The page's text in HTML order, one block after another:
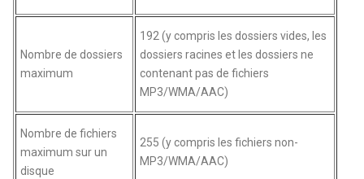
Nombre de dossiers
maximum
192 (y compris les dossiers vides, les
dossiers racines et les dossiers ne
contenant pas de fichiers
MP3/WMA/AAC)
Nombre de fichiers
maximum sur un
disque
255 (y compris les fichiers non-
MP3/WMA/AAC)